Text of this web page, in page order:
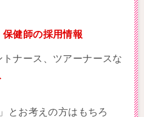
保健師の採用情報
ナース、ツアーナースな
とお考えの方はもちろ